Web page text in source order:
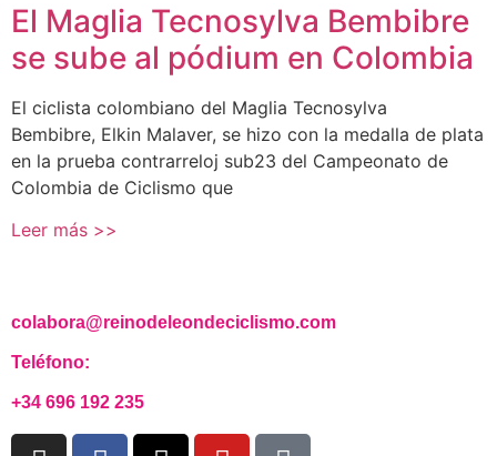
El Maglia Tecnosylva Bembibre
se sube al pódium en Colombia
El ciclista colombiano del Maglia Tecnosylva
Bembibre, Elkin Malaver, se hizo con la medalla de plata
en la prueba contrarreloj sub23 del Campeonato de
Colombia de Ciclismo que
Leer más >>
colabora@reinodeleondeciclismo.com
Teléfono:
+34 696 192 235